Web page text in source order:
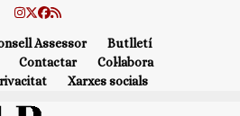
Instagram
Twitter
Facebook
RSS
Assessor
Butlletí
Contactar
Col·labora
Xarxes socials